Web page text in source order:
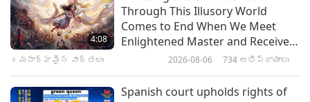
31:02
గమనార్హమైన వార్తలు
4:08
Through This Illusory World
Comes to End When We Meet
Enlightened Master and Receive
గమనార్హమైన వార్తలు 2026-08-06 734 అభిప్రాయాలు
Spanish court upholds rights of